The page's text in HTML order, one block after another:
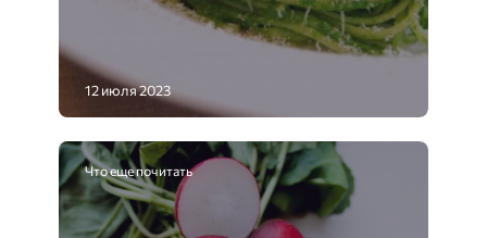
12 июля 2023
Что еще почитать